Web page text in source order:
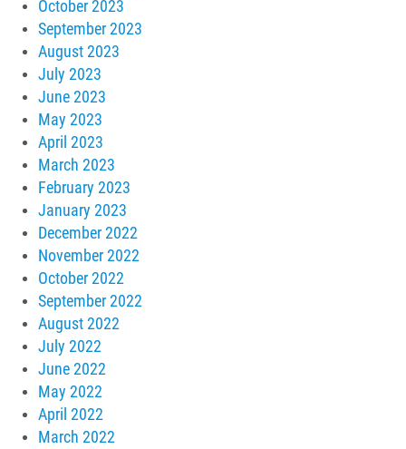
October 2023
September 2023
August 2023
July 2023
June 2023
May 2023
April 2023
March 2023
February 2023
January 2023
December 2022
November 2022
October 2022
September 2022
August 2022
July 2022
June 2022
May 2022
April 2022
March 2022